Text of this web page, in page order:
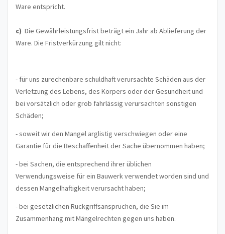
Ware entspricht.
c) Die Gewährleistungsfrist beträgt ein Jahr ab Ablieferung der
Ware. Die Fristverkürzung gilt nicht:
- für uns zurechenbare schuldhaft verursachte Schäden aus der
Verletzung des Lebens, des Körpers oder der Gesundheit und
bei vorsätzlich oder grob fahrlässig verursachten sonstigen
Schäden;
- soweit wir den Mangel arglistig verschwiegen oder eine
Garantie für die Beschaffenheit der Sache übernommen haben;
- bei Sachen, die entsprechend ihrer üblichen
Verwendungsweise für ein Bauwerk verwendet worden sind und
dessen Mangelhaftigkeit verursacht haben;
- bei gesetzlichen Rückgriffsansprüchen, die Sie im
Zusammenhang mit Mängelrechten gegen uns haben.